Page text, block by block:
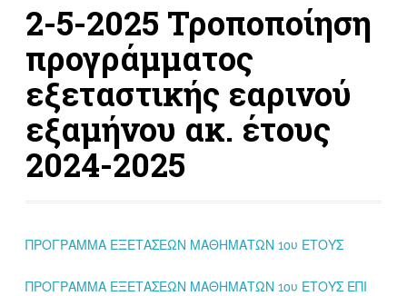
2-5-2025 Τροποποίηση
προγράμματος
εξεταστικής εαρινού
εξαμήνου ακ. έτους
2024-2025
ΠΡΟΓΡΑΜΜΑ ΕΞΕΤΑΣΕΩΝ ΜΑΘΗΜΑΤΩΝ 1ου ΕΤΟΥΣ
ΠΡΟΓΡΑΜΜΑ ΕΞΕΤΑΣΕΩΝ ΜΑΘΗΜΑΤΩΝ 1ου ΕΤΟΥΣ ΕΠΙ